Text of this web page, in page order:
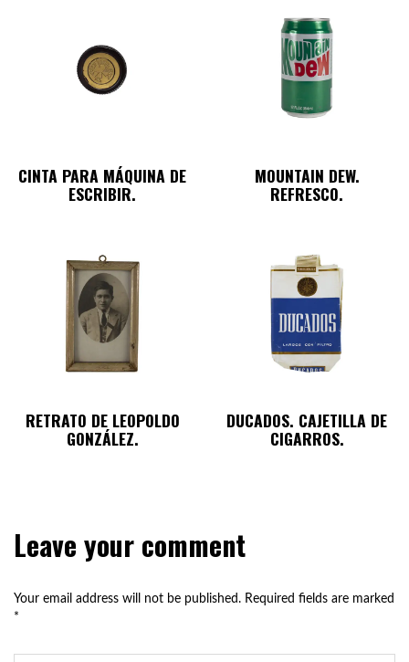
CINTA PARA MÁQUINA DE
ESCRIBIR.
MOUNTAIN DEW.
REFRESCO.
RETRATO DE LEOPOLDO
GONZÁLEZ.
DUCADOS. CAJETILLA DE
CIGARROS.
Leave your comment
Your email address will not be published. Required fields are marked
*